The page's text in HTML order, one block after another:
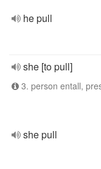
he pull
she [to pull]
3. person entall,
she pull